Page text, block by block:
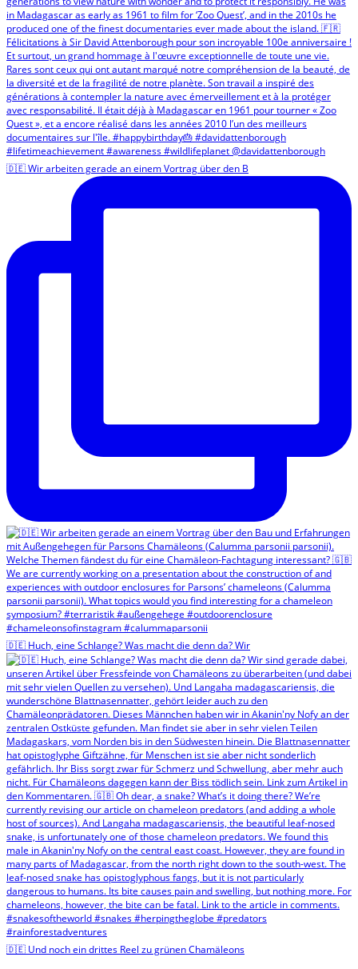
🇩🇪 Wir arbeiten gerade an einem Vortrag über den B
🇩🇪 Huch, eine Schlange? Was macht die denn da? Wir
🇩🇪 Und noch ein drittes Reel zu grünen Chamäleons